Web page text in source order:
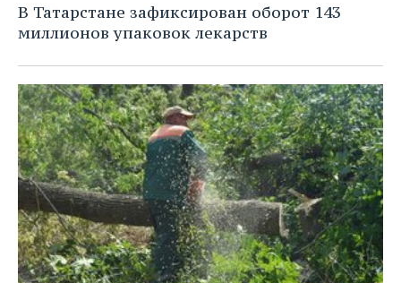
В Татарстане зафиксирован оборот 143
миллионов упаковок лекарств